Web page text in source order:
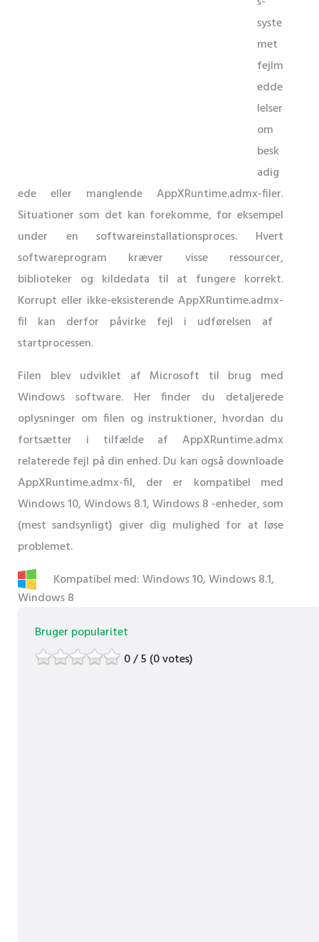
syste
met
fejlm
edde
lelser
om
besk
adig
ede eller manglende AppXRuntime.admx-filer.
Situationer som det kan forekomme, for eksempel
under en softwareinstallationsproces. Hvert
softwareprogram kræver visse ressourcer,
biblioteker og kildedata til at fungere korrekt.
Korrupt eller ikke-eksisterende AppXRuntime.admx-
fil kan derfor påvirke fejl i udførelsen af ​​
startprocessen.
Filen blev udviklet af Microsoft til brug med
Windows software. Her finder du detaljerede
oplysninger om filen og instruktioner, hvordan du
fortsætter i tilfælde af AppXRuntime.admx
relaterede fejl på din enhed. Du kan også downloade
AppXRuntime.admx-fil, der er kompatibel med
Windows 10, Windows 8.1, Windows 8 -enheder, som
(mest sandsynligt) giver dig mulighed for at løse
problemet.
Kompatibel med: Windows 10, Windows 8.1,
Windows 8
Bruger popularitet
0 / 5 (0 votes)